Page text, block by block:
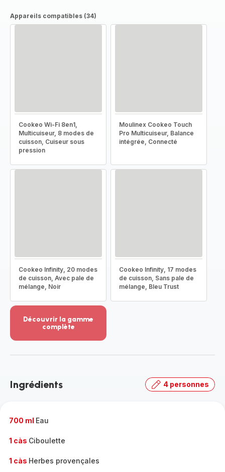
Appareils compatibles (34)
Cookeo Wi-Fi 8en1,
Multicuiseur, 8 modes de
cuisson, Cuiseur sous
pression
Moulinex Cookeo Touch
Pro Multicuiseur, Balance
intégrée, Connecté
Cookeo Infinity, 20 modes
de cuisson, Avec pale de
mélange, Noir
Cookeo Infinity, 17 modes
de cuisson, Sans pale de
mélange, Bleu Trust
Découvrir la gamme
complète
-
gamme
Ingrédients 4 personnes
700 ml Eau
1 càs Ciboulette
1 càs Herbes provençales